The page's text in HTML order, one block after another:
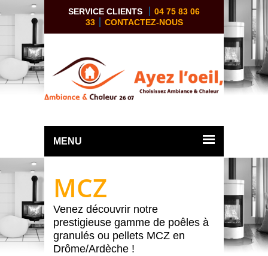
SERVICE CLIENTS
04 75 83 06
33
CONTACTEZ-NOUS
MENU
MCZ
Venez découvrir notre
prestigieuse gamme de poêles à
granulés ou pellets MCZ en
Drôme/Ardèche !